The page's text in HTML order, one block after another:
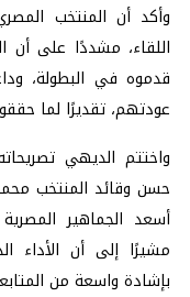
وأكد أن المنتخب
اللقاء، مشددًا على أن
قدموه في البطولة،
عودتهم، تقديرًا لما
واختتم الديهي
حسن وقائد المنتخب
أسعد الجماهير
مشيرًا إلى أن الأداء
بإشادة واسعة من